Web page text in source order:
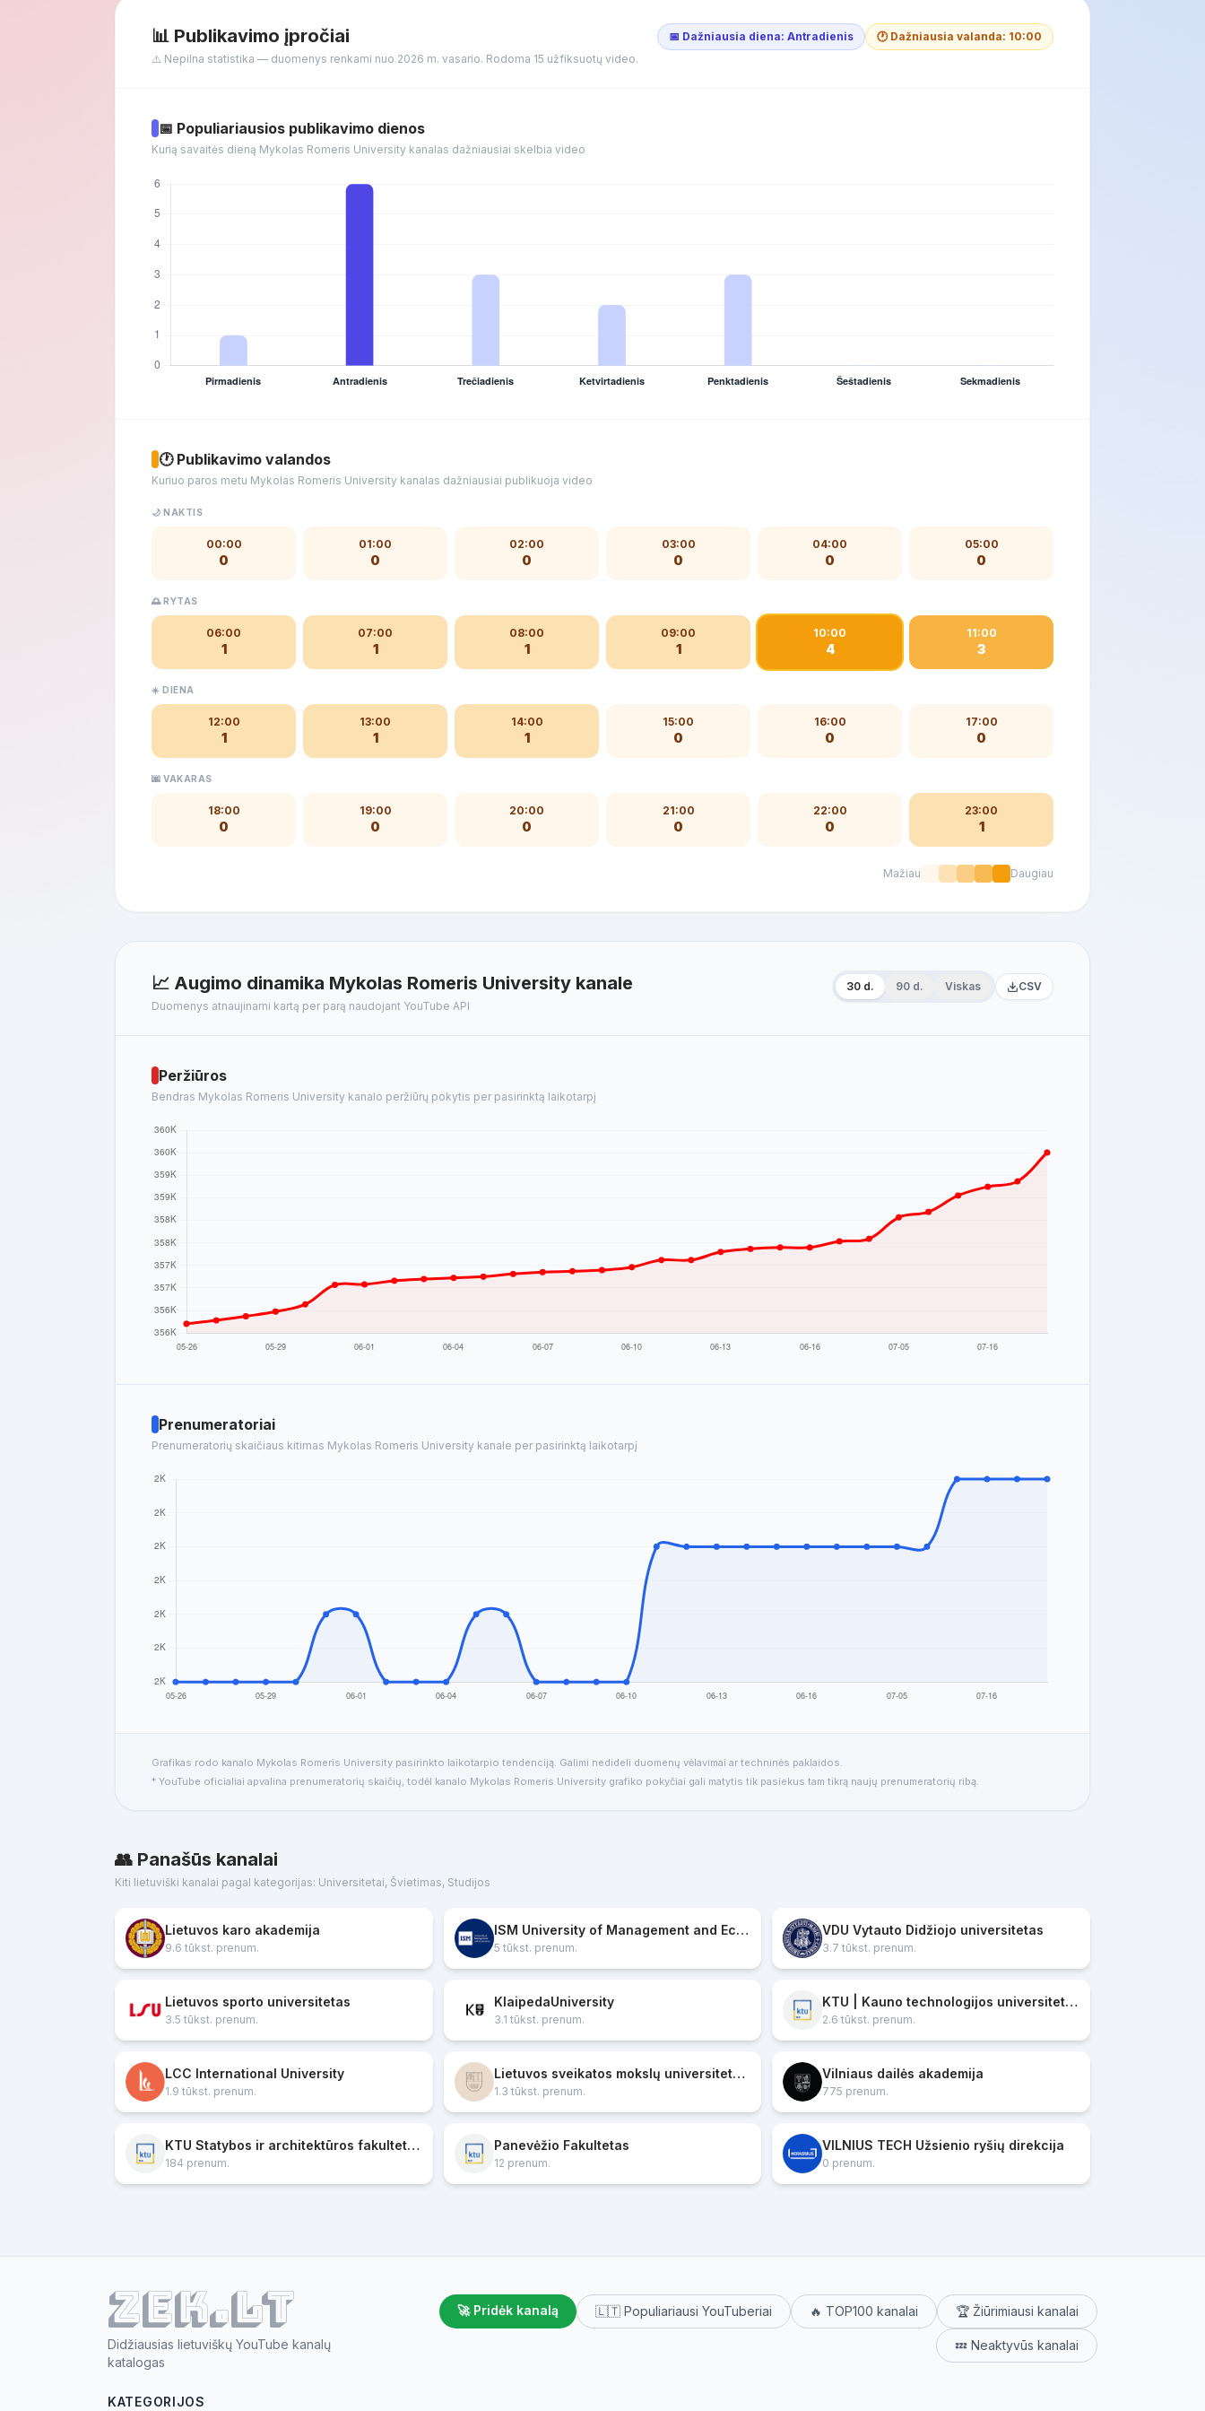
📊 Publikavimo įpročiai
⚠️ Nepilna statistika — duomenys renkami nuo 2026 m. vasario. Rodoma 15 užfiksuotų video.
📅 Dažniausia diena: Antradienis 🕐 Dažniausia valanda: 10:00
📅 Populiariausios publikavimo dienos
Kurią savaitės dieną Mykolas Romeris University kanalas dažniausiai skelbia video
🕐 Publikavimo valandos
Kuriuo paros metu Mykolas Romeris University kanalas dažniausiai publikuoja video
🌙 NAKTIS
00:00
0
01:00
0
02:00
0
03:00
0
04:00
0
05:00
0
🌅 RYTAS
06:00
1
07:00
1
08:00
1
09:00
1
10:00
4
11:00
3
☀️ DIENA
12:00
1
13:00
1
14:00
1
15:00
0
16:00
0
17:00
0
🌆 VAKARAS
18:00
0
19:00
0
20:00
0
21:00
0
22:00
0
23:00
1
Mažiau Daugiau
📈 Augimo dinamika Mykolas Romeris University kanale
Duomenys atnaujinami kartą per parą naudojant YouTube API
30 d. 90 d. Viskas CSV
Peržiūros
Bendras Mykolas Romeris University kanalo peržiūrų pokytis per pasirinktą laikotarpį
Prenumeratoriai
Prenumeratorių skaičiaus kitimas Mykolas Romeris University kanale per pasirinktą laikotarpį
Grafikas rodo kanalo Mykolas Romeris University pasirinkto laikotarpio tendenciją. Galimi nedideli duomenų vėlavimai ar techninės paklaidos.
* YouTube oficialiai apvalina prenumeratorių skaičių, todėl kanalo Mykolas Romeris University grafiko pokyčiai gali matytis tik pasiekus tam tikrą naujų prenumeratorių ribą.
👥 Panašūs kanalai
Kiti lietuviški kanalai pagal kategorijas: Universitetai, Švietimas, Studijos
Lietuvos karo akademija
9.6 tūkst. prenum.
ISM University of Management and Economics
5 tūkst. prenum.
VDU Vytauto Didžiojo universitetas
3.7 tūkst. prenum.
Lietuvos sporto universitetas
3.5 tūkst. prenum.
KlaipedaUniversity
3.1 tūkst. prenum.
KTU | Kauno technologijos universitetas | Kaunas University of Technology
2.6 tūkst. prenum.
LCC International University
1.9 tūkst. prenum.
Lietuvos sveikatos mokslų universitetas (LSMU)
1.3 tūkst. prenum.
Vilniaus dailės akademija
775 prenum.
KTU Statybos ir architektūros fakultetas
184 prenum.
Panevėžio Fakultetas
12 prenum.
VILNIUS TECH Užsienio ryšių direkcija
0 prenum.
ZEK.lt
Didžiausias lietuviškų YouTube kanalų
katalogas
🚀 Pridėk kanalą 🇱🇹 Populiariausi YouTuberiai 🔥 TOP100 kanalai 🏆 Žiūrimiausi kanalai
💤 Neaktyvūs kanalai
KATEGORIJOS